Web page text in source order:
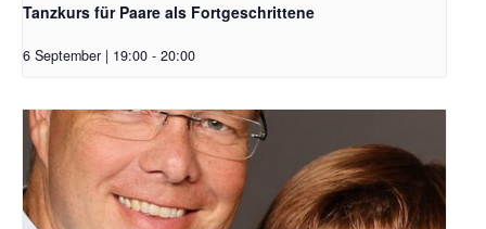
Tanzkurs für Paare als Fortgeschrittene
6 September | 19:00 - 20:00